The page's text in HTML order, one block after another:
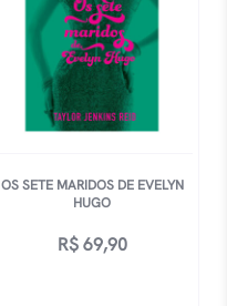
MÚsica
quantidade
OS SETE MARIDOS DE EVELYN
HUGO
R$69,90